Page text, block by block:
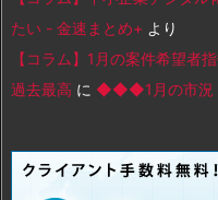
たい - 金速まとめ+ より
【コラム】1月の案件希望者
過去最高 に ◆◆◆1月の市況